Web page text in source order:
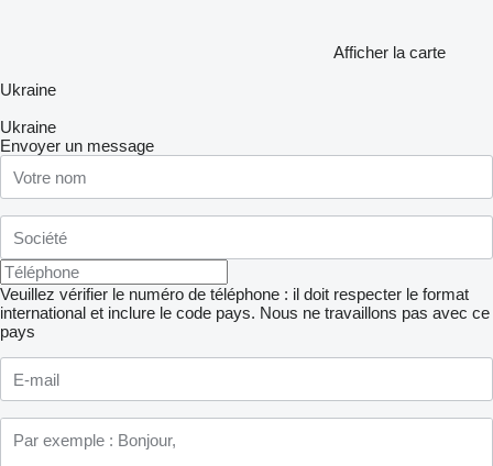
Afficher la carte
Ukraine
Ukraine
Envoyer un message
Veuillez vérifier le numéro de téléphone : il doit respecter le format
international et inclure le code pays. Nous ne travaillons pas avec ce
pays